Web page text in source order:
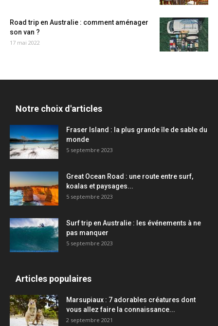
Road trip en Australie : comment aménager
son van ?
17 mai 2022
Notre choix d'articles
Fraser Island : la plus grande île de sable du
monde
5 septembre 2023
Great Ocean Road : une route entre surf,
koalas et paysages...
5 septembre 2023
Surf trip en Australie : les événements à ne
pas manquer
5 septembre 2023
Articles populaires
Marsupiaux : 7 adorables créatures dont
vous allez faire la connaissance...
2 septembre 2021